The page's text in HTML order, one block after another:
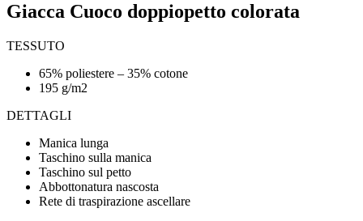
Giacca Cuoco doppiopetto colorata
TESSUTO
65% poliestere – 35% cotone
195 g/m2
DETTAGLI
Manica lunga
Taschino sulla manica
Taschino sul petto
Abbottonatura nascosta
Rete di traspirazione ascellare